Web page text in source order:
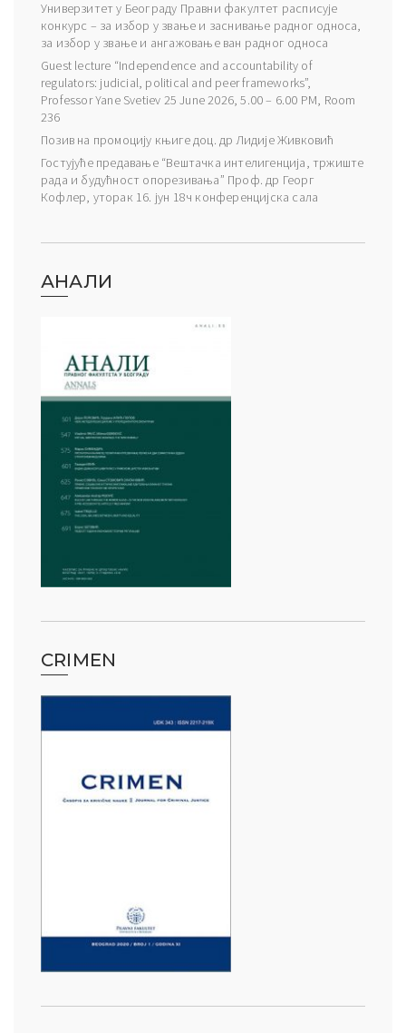
Универзитет у Београду Правни факултет расписује
конкурс – за избор у звање и заснивање радног односа,
за избор у звање и ангажовање ван радног односа
Guest lecture “Independence and accountability of
regulators: judicial, political and peer frameworks”,
Professor Yane Svetiev 25 June 2026, 5.00 – 6.00 PM, Room
236
Позив на промоцију књиге доц. др Лидије Живковић
Гостујуће предавање “Вештачка интелигенција, тржиште
рада и будућност опорезивања” Проф. др Георг
Кофлер, уторак 16. јун 18ч конференцијска сала
АНАЛИ
CRIMEN